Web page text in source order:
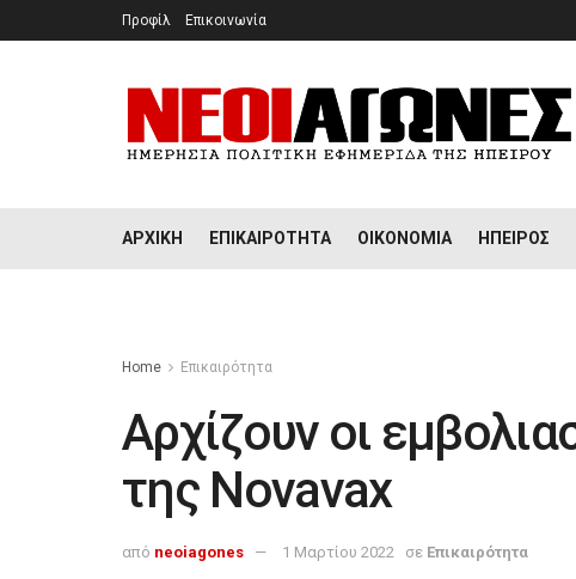
Προφίλ Επικοινωνία
ΑΡΧΙΚΉ ΕΠΙΚΑΙΡΌΤΗΤΑ ΟΙΚΟΝΟΜΊΑ ΉΠΕΙΡΟΣ
Home Επικαιρότητα
Αρχίζουν οι
της Novavax
από neoiagones 1 Μαρτίου 2022 σε Επικαιρότητα